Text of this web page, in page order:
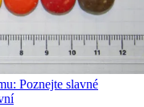
Poznejte slavné